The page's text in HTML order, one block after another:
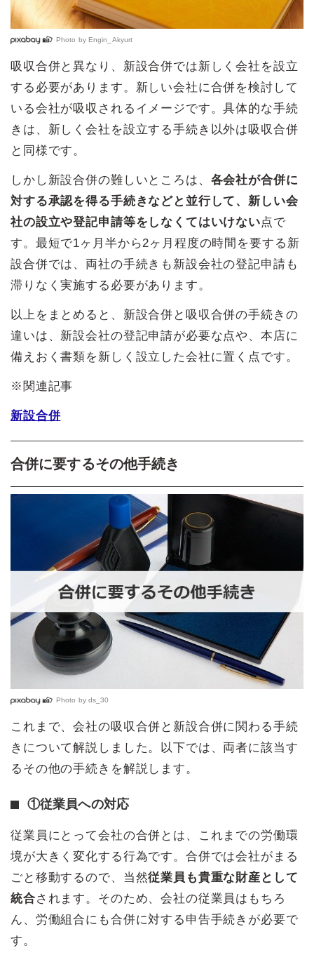
Photo by Engin_Akyurt
吸収合併と異なり、新設合併では新しく会社を設立
する必要があります。新しい会社に合併を検討して
いる会社が吸収されるイメージです。具体的な手続
きは、新しく会社を設立する手続き以外は吸収合併
と同様です。
しかし新設合併の難しいところは、 各会社が合併に
対する承認を得る手続きなどと並行して、新しい会
社の設立や登記申請等をしなくてはいけない点で
す。最短で1ヶ月半から2ヶ月程度の時間を要する新
設合併では、両社の手続きも新設会社の登記申請も
滞りなく実施する必要があります。
以上をまとめると、新設合併と吸収合併の手続きの
違いは、新設会社の登記申請が必要な点や、本店に
備えおく書類を新しく設立した会社に置く点です。
※関連記事
新設合併
合併に要するその他手続き
Photo by ds_30
これまで、会社の吸収合併と新設合併に関わる手続
きについて解説しました。以下では、両者に該当す
るその他の手続きを解説します。
①従業員への対応
従業員にとって会社の合併とは、これまでの労働環
境が大きく変化する行為です。合併では会社がまる
ごと移動するので、当然従業員も貴重な財産として
統合されます。そのため、会社の従業員はもちろ
ん、労働組合にも合併に対する申告手続きが必要で
す。